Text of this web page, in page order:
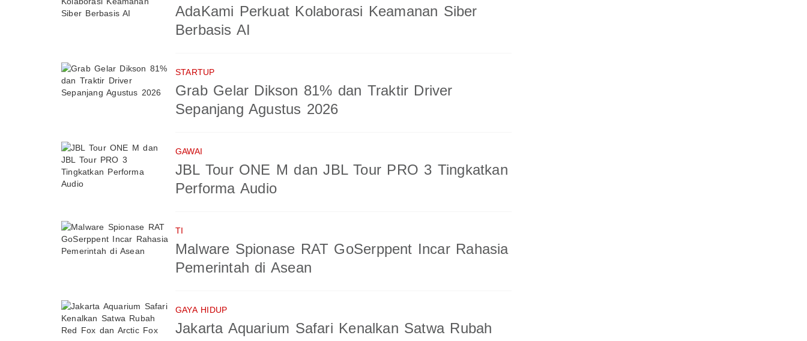
AdaKami Perkuat Kolaborasi Keamanan Siber
Berbasis AI
STARTUP
Grab Gelar Dikson 81% dan Traktir Driver
Sepanjang Agustus 2026
GAWAI
JBL Tour ONE M dan JBL Tour PRO 3 Tingkatkan
Performa Audio
TI
Malware Spionase RAT GoSerppent Incar Rahasia
Pemerintah di Asean
GAYA HIDUP
Jakarta Aquarium Safari Kenalkan Satwa Rubah